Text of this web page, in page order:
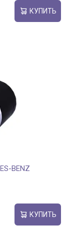
КУПИТЬ
BENZ
КУПИТЬ